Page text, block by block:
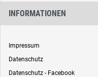
INFORMATIONEN
Impressum
Datenschutz
Datenschutz - Facebook